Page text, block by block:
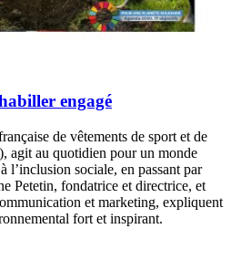
engagé
de vêtements de sport et de
agit au quotidien pour un monde
l’inclusion sociale, en passant par
Petetin, fondatrice et directrice, et
et marketing, expliquent
fort et inspirant.